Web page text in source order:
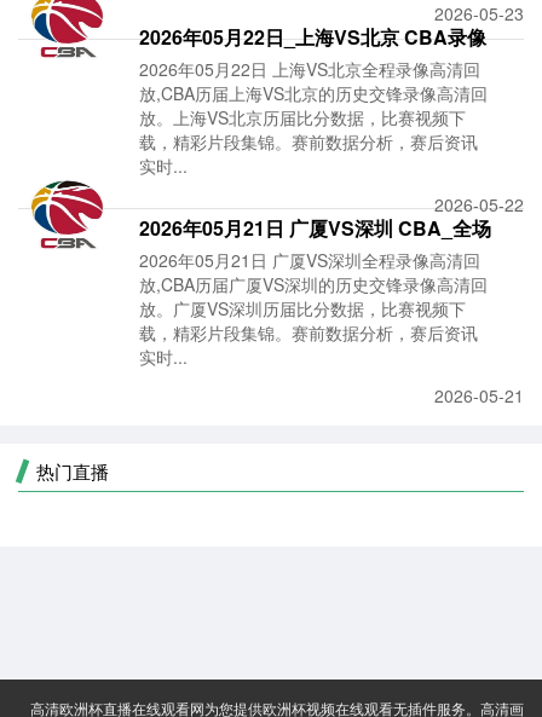
2026-05-23
2026年05月22日_上海VS北京 CBA录像
_全场录像【
2026年05月22日 上海VS北京全程录像高清回
放,CBA历届上海VS北京的历史交锋录像高清回
放。上海VS北京历届比分数据，比赛视频下
载，精彩片段集锦。赛前数据分析，赛后资讯
实时...
2026-05-22
2026年05月21日 广厦VS深圳 CBA_全场
录像【视频
2026年05月21日 广厦VS深圳全程录像高清回
放,CBA历届广厦VS深圳的历史交锋录像高清回
放。广厦VS深圳历届比分数据，比赛视频下
载，精彩片段集锦。赛前数据分析，赛后资讯
实时...
2026-05-21
热门直播
高清欧洲杯直播在线观看网为您提供欧洲杯视频在线观看无插件服务。高清画